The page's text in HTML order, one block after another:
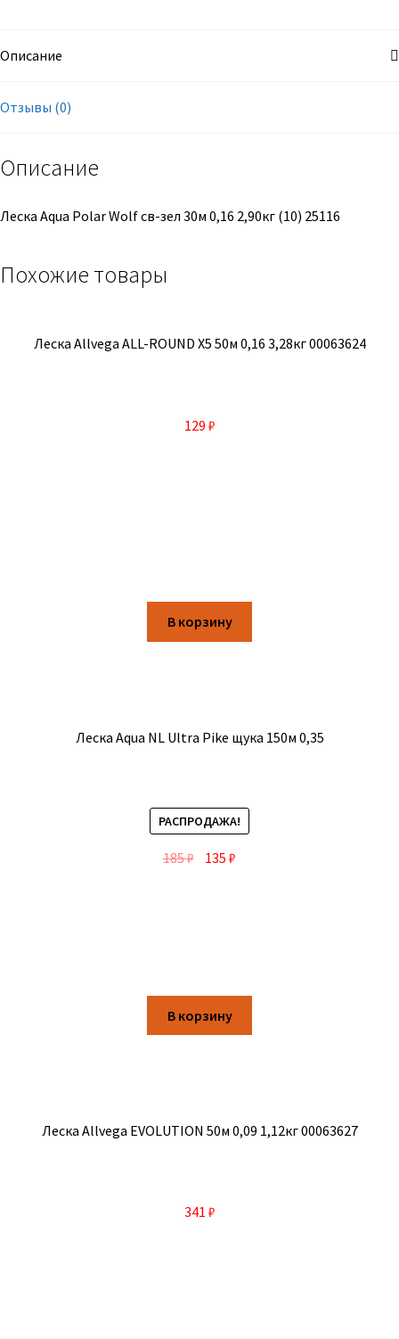
Описание
Отзывы (0)
Описание
Леска Aqua Polar Wolf св-зел 30м 0,16 2,90кг (10) 25116
Похожие товары
Леска Allvega ALL-ROUND X5 50м 0,16 3,28кг 00063624
129 ₽
В корзину
Леска Aqua NL Ultra Pike щука 150м 0,35
РАСПРОДАЖА!
185₽ 135₽
В корзину
Леска Allvega EVOLUTION 50м 0,09 1,12кг 00063627
341 ₽